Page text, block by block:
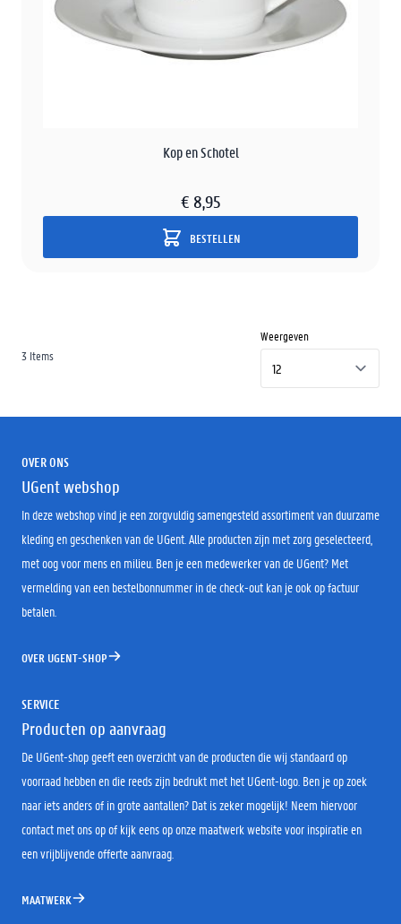
Kop en Schotel
€ 8,95
BESTELLEN
3 Items
Weergeven
OVER ONS
UGent webshop
In deze webshop vind je een zorgvuldig samengesteld assortiment van duurzame
kleding en geschenken van de UGent. Alle producten zijn met zorg geselecteerd,
met oog voor mens en milieu. Ben je een medewerker van de UGent? Met
vermelding van een bestelbonnummer in de check-out kan je ook op factuur
betalen.
OVER UGENT-SHOP
SERVICE
Producten op aanvraag
De UGent-shop geeft een overzicht van de producten die wij standaard op
voorraad hebben en die reeds zijn bedrukt met het UGent-logo. Ben je op zoek
naar iets anders of in grote aantallen? Dat is zeker mogelijk! Neem hiervoor
contact met ons op of kijk eens op onze maatwerk website voor inspiratie en
een vrijblijvende offerte aanvraag.
MAATWERK